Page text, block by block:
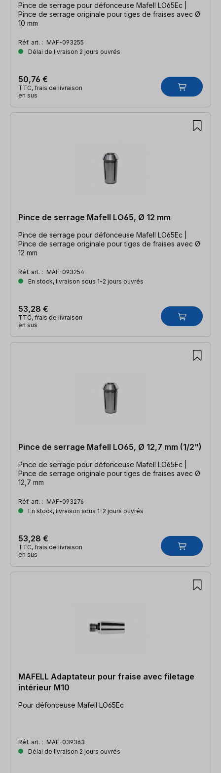
Pince de serrage pour défonceuse Mafell LO65Ec |
Pince de serrage originale pour tiges de fraises avec Ø
10 mm
Réf. art. : MAF-093255
Délai de livraison 2 jours ouvrés
50,76 €
TTC, frais de livraison
en sus
Pince de serrage Mafell LO65, Ø 12 mm
Pince de serrage pour défonceuse Mafell LO65Ec |
Pince de serrage originale pour tiges de fraises avec Ø
12 mm
Réf. art. : MAF-093254
En stock, livraison sous 1-2 jours ouvrés
53,28 €
TTC, frais de livraison
en sus
Pince de serrage Mafell LO65, Ø 12,7 mm (1/2")
Pince de serrage pour défonceuse Mafell LO65Ec |
Pince de serrage originale pour tiges de fraises avec Ø
12,7 mm
Réf. art. : MAF-093276
En stock, livraison sous 1-2 jours ouvrés
53,28 €
TTC, frais de livraison
en sus
MAFELL Adaptateur pour fraise avec filetage
intérieur M10
Pour défonceuse Mafell LO65Ec
Réf. art. : MAF-039363
Délai de livraison 2 jours ouvrés